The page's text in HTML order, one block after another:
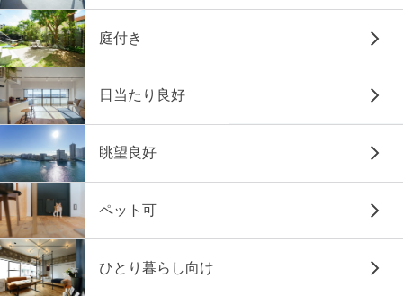
庭付き
日当たり良好
眺望良好
ペット可
ひとり暮らし向け